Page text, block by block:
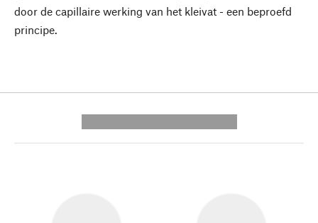
door de capillaire werking van het kleivat - een beproefd
principe.